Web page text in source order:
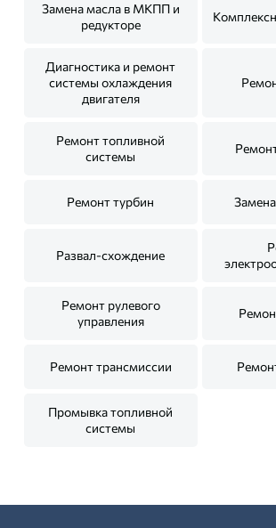
Замена масла в МКПП и
редукторе
Диагностика и ремонт
системы охлаждения
двигателя
Ремонт топливной
системы
Ремонт турбин
Развал-схождение
Ремонт рулевого
управления
Ремонт трансмиссии
Промывка топливной
системы